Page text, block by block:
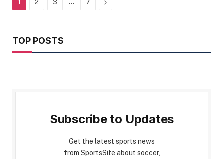
1 2 3 … 7 Next
TOP POSTS
Subscribe to Updates
Get the latest sports news
from SportsSite about soccer,